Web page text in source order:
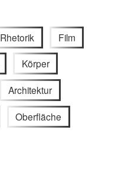
Rhetorik Film
Körper
Architektur
Oberfläche